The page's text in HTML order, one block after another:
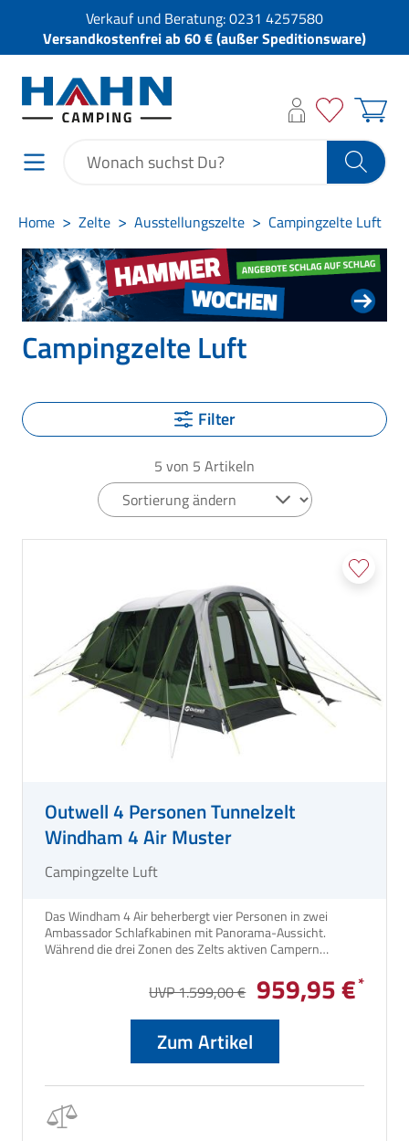
Verkauf und Beratung:0231 4257580
Versandkostenfrei ab 60 € (außer Speditionsware)
Home Zelte Ausstellungszelte Campingzelte Luft
Campingzelte Luft
Filter
5 von 5 Artikeln
Outwell 4 Personen Tunnelzelt
Windham 4 Air Muster
Campingzelte Luft
Das Windham 4 Air beherbergt vier Personen in zwei
Ambassador Schlafkabinen mit Panorama-Aussicht.
Während die drei Zonen des Zelts aktiven Campern
zwischen den inneren und äußeren Zonen für einen
geräuscharmen Zugang.
UVP 1.599,00 € 959,95 €
Zum Artikel